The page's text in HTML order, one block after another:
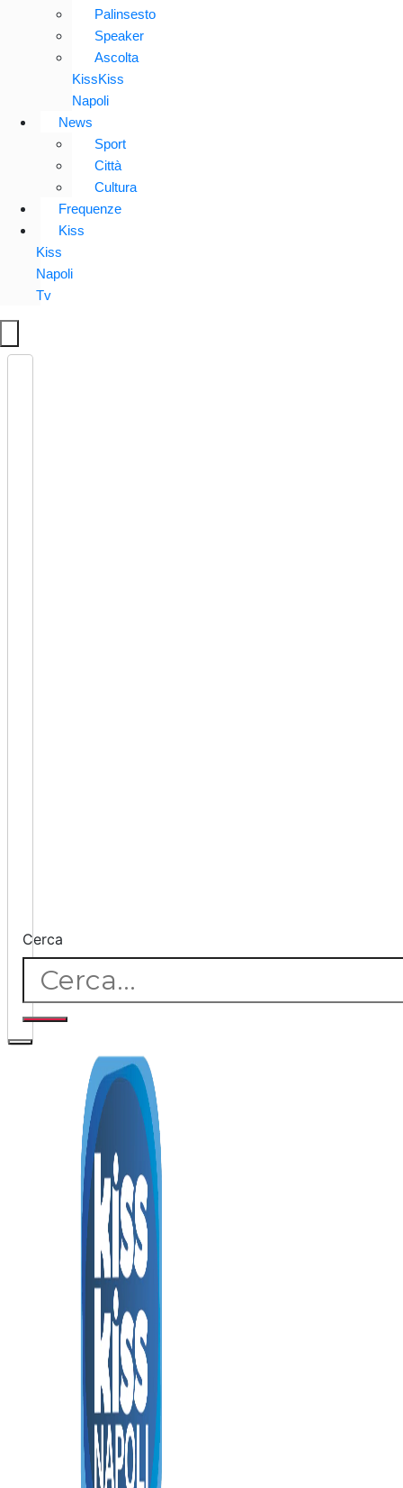
Palinsesto
Speaker
Ascolta
KissKiss
Napoli
News
Sport
Città
Cultura
Frequenze
Kiss
Kiss
Napoli
Tv
Cerca